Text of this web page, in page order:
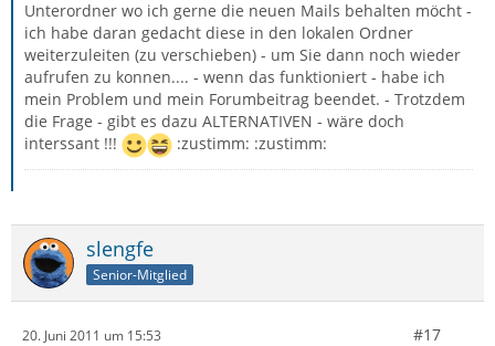
Unterordner wo ich gerne die neuen Mails behalten möcht -
ich habe daran gedacht diese in den lokalen Ordner
weiterzuleiten (zu verschieben) - um Sie dann noch wieder
aufrufen zu konnen.... - wenn das funktioniert - habe ich
mein Problem und mein Forumbeitrag beendet. - Trotzdem
die Frage - gibt es dazu ALTERNATIVEN - wäre doch
interssant !!!
:zustimm: :zustimm:
slengfe
Senior-Mitglied
20. Juni 2011 um 15:53 #17